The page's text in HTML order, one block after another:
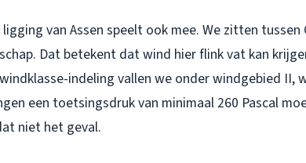
van Assen speelt ook mee. We zitten
Dat betekent dat wind hier flink vat kan
indeling vallen we onder windgebied II,
een toetsingsdruk van minimaal 260 Pascal
niet het geval.